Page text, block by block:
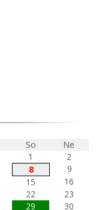
So
Ne
1
2
8
9
15
16
22
23
29
30